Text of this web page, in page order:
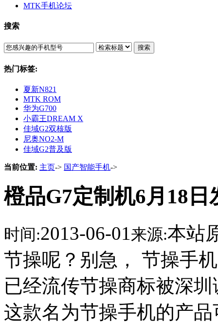
MTK手机论坛
搜索
搜索
热门标签:
夏新N821
MTK ROM
华为G700
小霸王DREAM X
佳域G2双核版
尼奥NO2-M
佳域G2普及版
当前位置: 主页-> 国产智能手机->
橙品G7定制机6月18
时间:2013-06-01来源:本站
节操呢？别急， 节操手
已经流传节操商标被深
这款名为节操手机的产